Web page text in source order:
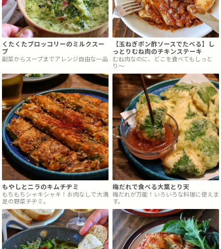
くたくたブロッコリーのミルクスー
プ
副菜からスープまでアレンジ自由な一品
【玉ねぎポン酢ソースでたべる】し
っとりむね肉のチキンステーキ
むね肉なのに、どこを食べてもしっと
り〜
もやしとニラのキムチヂミ
もちもちシャキシャキ！お肉なしで大満
足の野菜チヂミ。
梅だれで食べる大葉とり天
梅だれが万能！いろいろな料理に使えま
す。